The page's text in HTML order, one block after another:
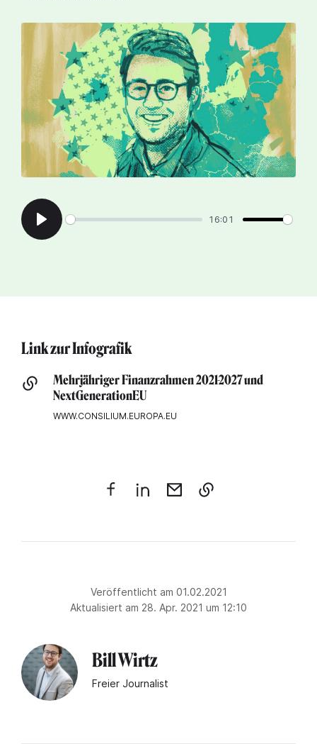
Play
16:01
Link zur Infografik
Mehrjähriger Finanzrahmen 2021-2027 und
NextGenerationEU
WWW.CONSILIUM.EUROPA.EU
Veröffentlicht am 01.02.2021
Aktualisiert am 28. Apr. 2021 um 12:10
Bill Wirtz
Freier Journalist